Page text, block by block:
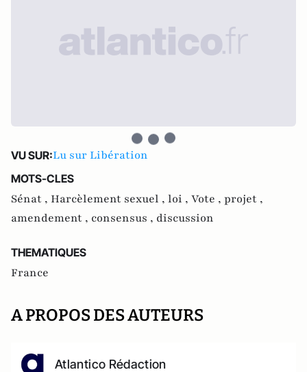
VU SUR:Lu sur Libération
MOTS-CLES
Sénat , Harcèlement sexuel , loi , Vote , projet ,
amendement , consensus , discussion
THEMATIQUES
France
A PROPOS DES AUTEURS
Atlantico Rédaction